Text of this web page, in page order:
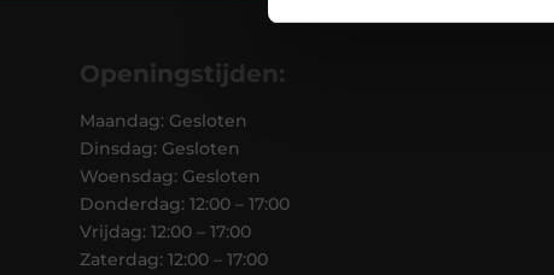
Openingstijden:
Maandag: Gesloten
Dinsdag: Gesloten
Woensdag: Gesloten
Donderdag: 12:00 – 17:00
Vrijdag: 12:00 – 17:00
Zaterdag: 12:00 – 17:00